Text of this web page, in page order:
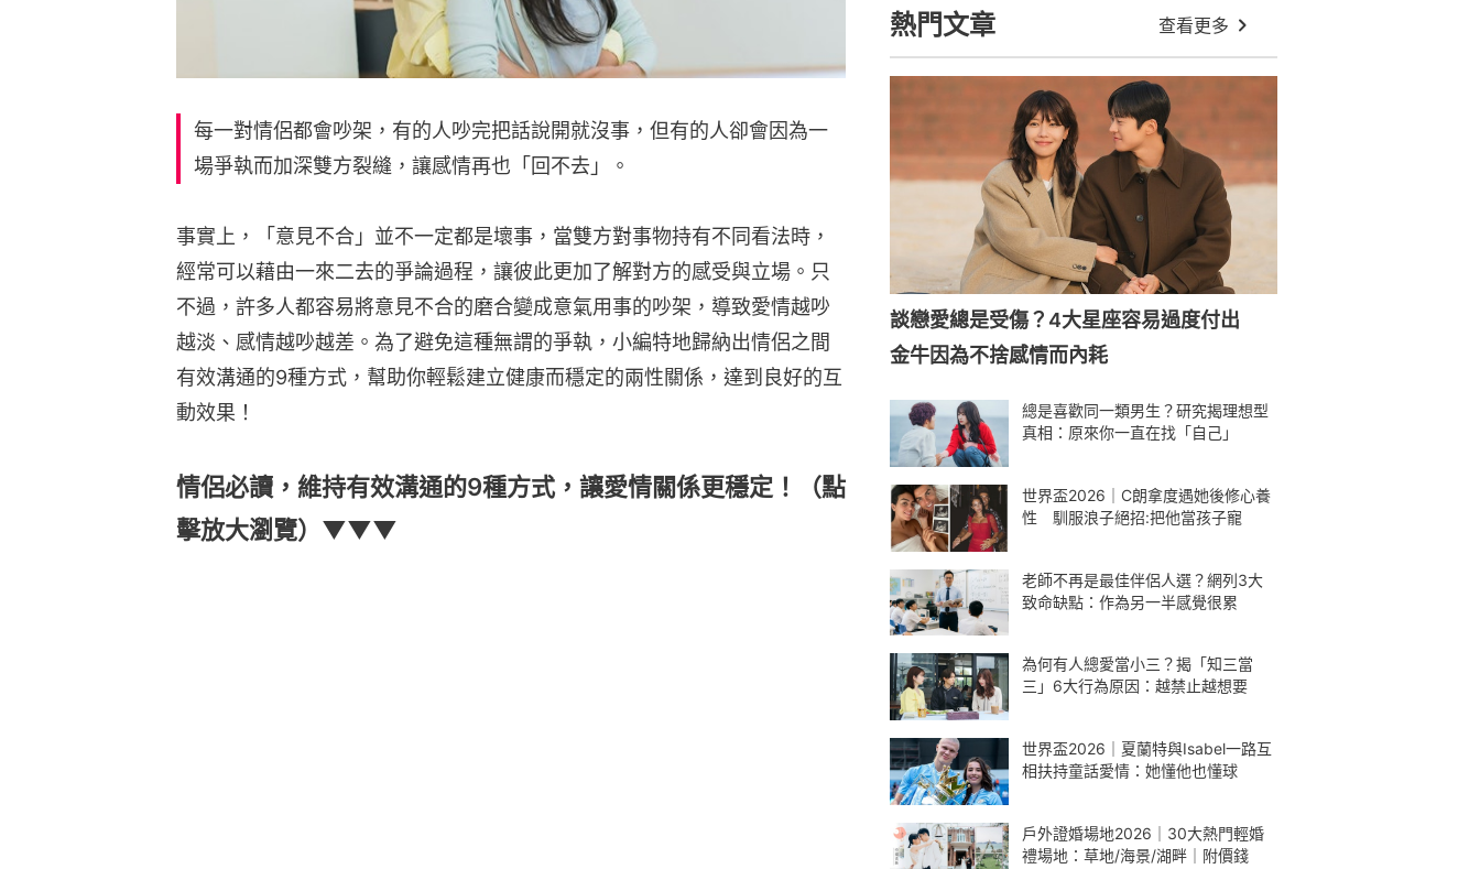
每一對情侶都會吵架，有的人吵完把話說開就沒事，但有的人卻會因為一
場爭執而加深雙方裂縫，讓感情再也「回不去」。
事實上，「意見不合」並不一定都是壞事，當雙方對事物持有不同看法時，
經常可以藉由一來二去的爭論過程，讓彼此更加了解對方的感受與立場。只
不過，許多人都容易將意見不合的磨合變成意氣用事的吵架，導致愛情越吵
越淡、感情越吵越差。為了避免這種無謂的爭執，小編特地歸納出情侶之間
有效溝通的9種方式，幫助你輕鬆建立健康而穩定的兩性關係，達到良好的互
動效果！
情侶必讀，維持有效溝通的9種方式，讓愛情關係更穩定！（點
擊放大瀏覽）▼▼▼
熱門文章 查看更多
談戀愛總是受傷？4大星座容易過度付出
金牛因為不捨感情而內耗
總是喜歡同一類男生？研究揭理想型
真相：原來你一直在找「自己」
世界盃2026｜C朗拿度遇她後修心養
性 馴服浪子絕招:把他當孩子寵
老師不再是最佳伴侶人選？網列3大
致命缺點：作為另一半感覺很累
為何有人總愛當小三？揭「知三當
三」6大行為原因：越禁止越想要
世界盃2026｜夏蘭特與Isabel一路互
相扶持童話愛情：她懂他也懂球
戶外證婚場地2026｜30大熱門輕婚
禮場地：草地/海景/湖畔｜附價錢